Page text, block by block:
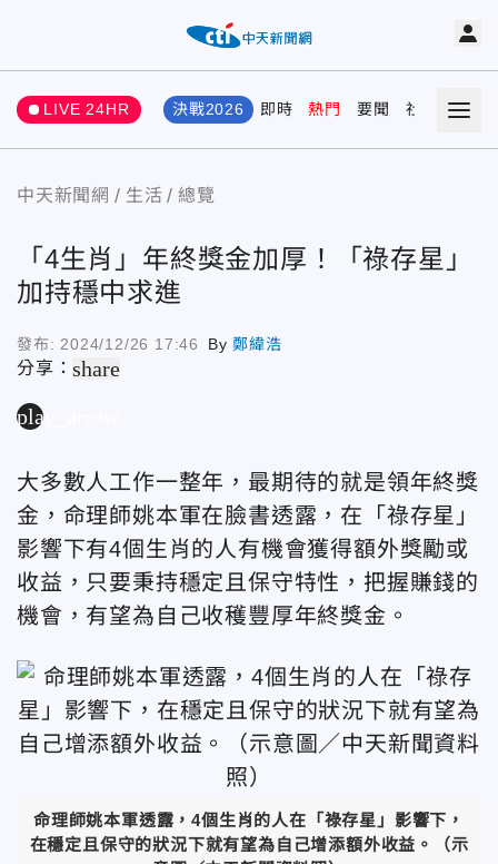
LIVE 24HR 決戰2026 即時 熱門 要聞 社會 娛樂
中天新聞網 生活 總覽
「4生肖」年終獎金加厚！「祿存星」
加持穩中求進
發布: 2024/12/26 17:46 By鄭緯浩
分享：share
play_arrow
大多數人工作一整年，最期待的就是領年終獎
金，命理師姚本軍在臉書透露，在「祿存星」
影響下有4個生肖的人有機會獲得額外獎勵或
收益，只要秉持穩定且保守特性，把握賺錢的
機會，有望為自己收穫豐厚年終獎金。
命理師姚本軍透露，4個生肖的人在「祿存星」影響下，
在穩定且保守的狀況下就有望為自己增添額外收益。（示